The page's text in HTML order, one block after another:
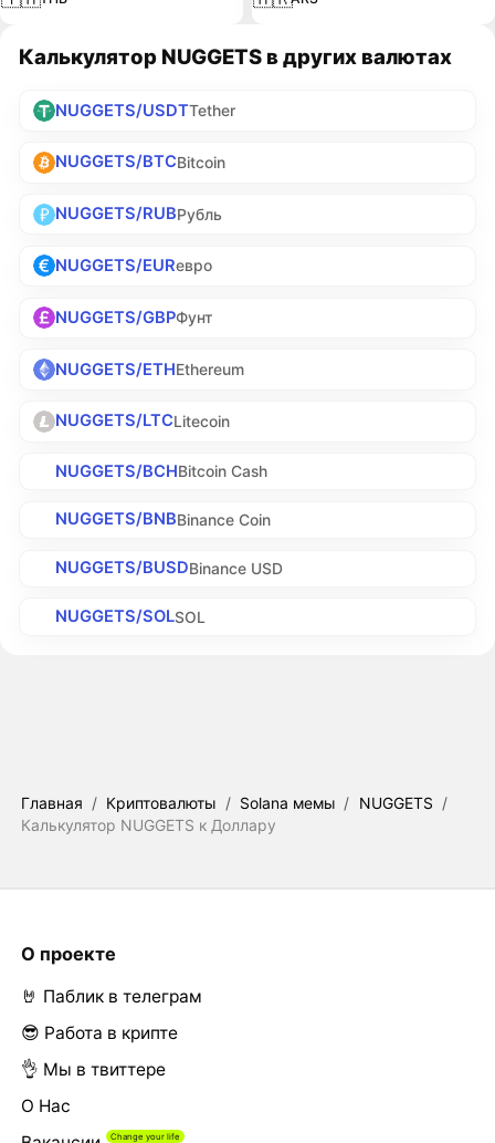
Калькулятор NUGGETS в других валютах
NUGGETS/USDTTether
NUGGETS/BTCBitcoin
NUGGETS/RUBРубль
NUGGETS/EURевро
NUGGETS/GBPФунт
NUGGETS/ETHEthereum
NUGGETS/LTCLitecoin
NUGGETS/BCHBitcoin Cash
NUGGETS/BNBBinance Coin
NUGGETS/BUSDBinance USD
NUGGETS/SOLSOL
Главная / Криптовалюты / Solana мемы / NUGGETS /
Калькулятор NUGGETS к Доллару
О проекте
🤘 Паблик в телеграм
😎 Работа в крипте
👌 Мы в твиттере
О Нас